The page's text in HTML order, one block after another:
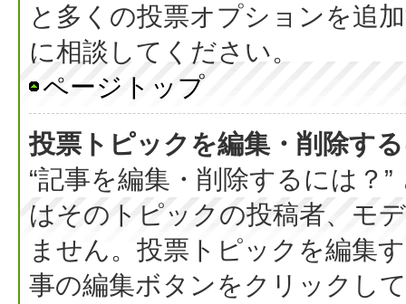
と多くの投票オプションを追
に相談してください。
ページトップ
投票トピックを編集・削除す
“記事を編集・削除するには？
はそのトピックの投稿者、モ
ません。投票トピックを編集
事の編集ボタンをクリックし